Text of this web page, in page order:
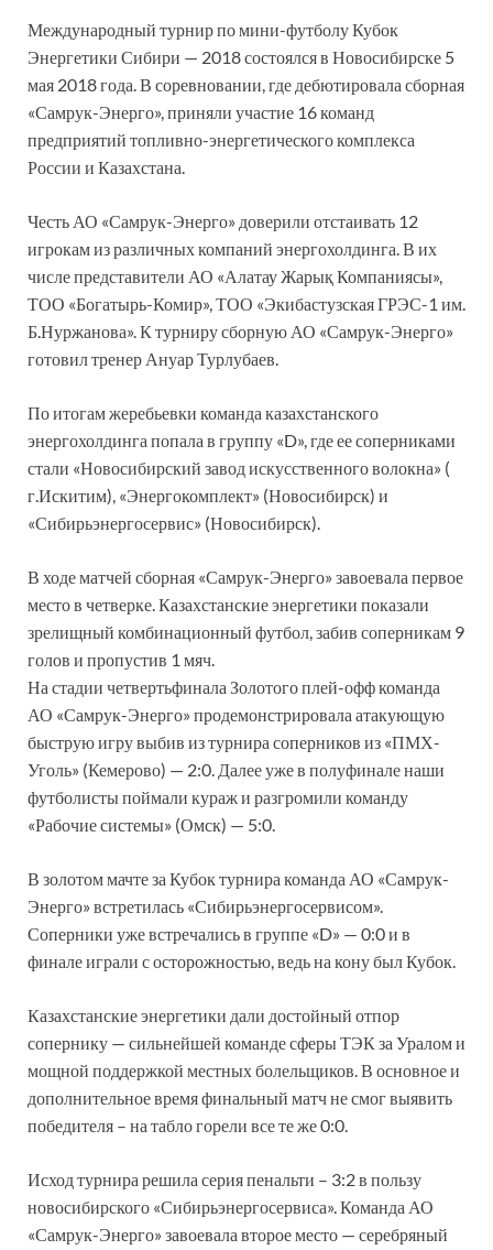
Международный турнир по мини-футболу Кубок
Энергетики Сибири — 2018 состоялся в Новосибирске 5
мая 2018 года. В соревновании, где дебютировала сборная
«Самрук-Энерго», приняли участие 16 команд
предприятий топливно-энергетического комплекса
России и Казахстана.
Честь АО «Самрук-Энерго» доверили отстаивать 12
игрокам из различных компаний энергохолдинга. В их
числе представители АО «Алатау Жарық Компаниясы»,
ТОО «Богатырь-Комир», ТОО «Экибастузская ГРЭС-1 им.
Б.Нуржанова». К турниру сборную АО «Самрук-Энерго»
готовил тренер Ануар Турлубаев.
По итогам жеребьевки команда казахстанского
энергохолдинга попала в группу «D», где ее соперниками
стали «Новосибирский завод искусственного волокна» (
г.Искитим), «Энергокомплект» (Новосибирск) и
«Сибирьэнергосервис» (Новосибирск).
В ходе матчей сборная «Самрук-Энерго» завоевала первое
место в четверке. Казахстанские энергетики показали
зрелищный комбинационный футбол, забив соперникам 9
голов и пропустив 1 мяч.
На стадии четвертьфинала Золотого плей-офф команда
АО «Самрук-Энерго» продемонстрировала атакующую
быструю игру выбив из турнира соперников из «ПМХ-
Уголь» (Кемерово) — 2:0. Далее уже в полуфинале наши
футболисты поймали кураж и разгромили команду
«Рабочие системы» (Омск) — 5:0.
В золотом мачте за Кубок турнира команда АО «Самрук-
Энерго» встретилась «Сибирьэнергосервисом».
Соперники уже встречались в группе «D» — 0:0 и в
финале играли с осторожностью, ведь на кону был Кубок.
Казахстанские энергетики дали достойный отпор
сопернику — сильнейшей команде сферы ТЭК за Уралом и
мощной поддержкой местных болельщиков. В основное и
дополнительное время финальный матч не смог выявить
победителя – на табло горели все те же 0:0.
Исход турнира решила серия пенальти – 3:2 в пользу
новосибирского «Сибирьэнергосервиса». Команда АО
«Самрук-Энерго» завоевала второе место — серебряный